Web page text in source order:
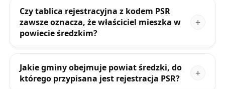
Czy tablica rejestracyjna z kodem PSR
zawsze oznacza, że właściciel mieszka w
powiecie średzkim?
Jakie gminy obejmuje powiat średzki, do
którego przypisana jest rejestracja PSR?